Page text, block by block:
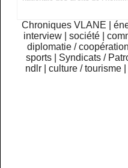
Chroniques VLANE
interview
|société |
diplomatie / coopération
sports
Syndicats /
ndlr
|culture / tourisme